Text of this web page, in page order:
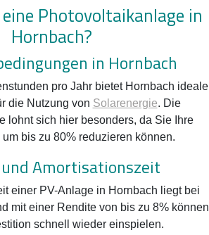
Photovoltaikanlage in
Hornbach?
in Hornbach
pro Jahr bietet Hornbach ideale
die Nutzung von Solarenergie. Die
lohnt sich hier besonders, da Sie Ihre
bis zu 80% reduzieren können.
Amortisationszeit
einer PV-Anlage in Hornbach liegt bei
mit einer Rendite von bis zu 8% können
schnell wieder einspielen.